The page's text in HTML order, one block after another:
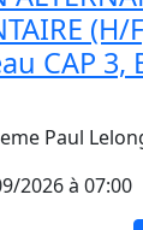
(H/
CAP 3,
Paul
2026 à 07:00